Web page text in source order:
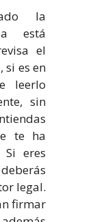
la
está
el
si es en
leerlo
sin
te ha
eres
legal.
firmar